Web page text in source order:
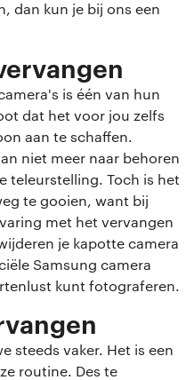
dan kun je bij ons een
is één van hun
dat het voor jou zelfs
aan te schaffen.
niet meer naar behoren
teleurstelling. Toch is het
te gooien, want bij
met het vervangen
je kapotte camera
Samsung camera
kunt fotograferen.
steeds vaker. Het is een
routine. Des te